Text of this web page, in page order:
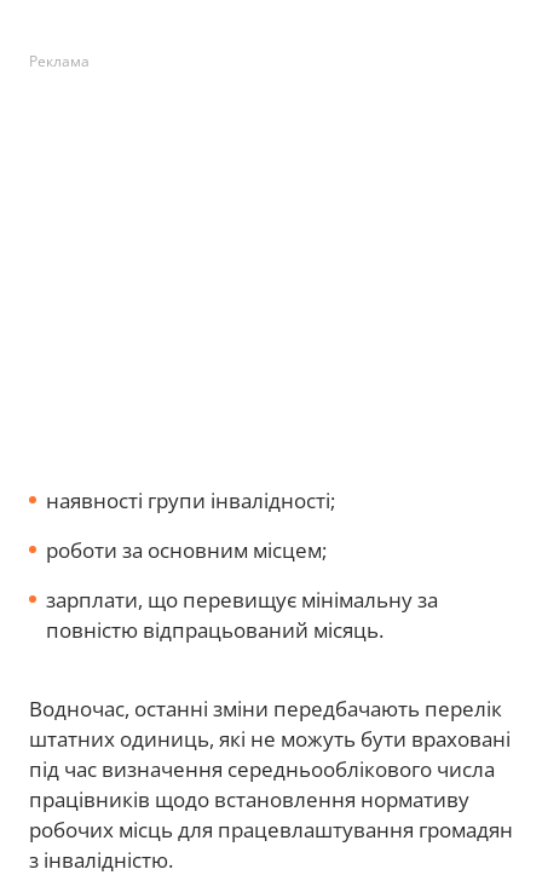
Реклама
наявності групи інвалідності;
роботи за основним місцем;
зарплати, що перевищує мінімальну за
повністю відпрацьований місяць.
Водночас, останні зміни передбачають перелік
штатних одиниць, які не можуть бути враховані
під час визначення середньооблікового числа
працівників щодо встановлення нормативу
робочих місць для працевлаштування громадян
з інвалідністю.